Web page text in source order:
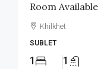
Room Available
Khilkhet
SUBLET
1 1